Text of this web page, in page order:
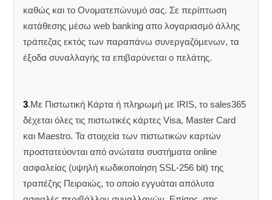
καθώς και το Ονοματεπώνυμό σας. Σε περίπτωση
κατάθεσης μέσω web banking απο λογαριασμό άλλης
τράπεζας εκτός των παραπάνω συνεργαζόμενων, τα
έξοδα συναλλαγής τα επιβαρύνεται ο πελάτης.
3.Με Πιστωτική Κάρτα ή πληρωμή με IRIS, το sales365
δέχεται όλες τις πιστωτικές κάρτες Visa, Master Card
και Maestro. Τα στοιχεία των πιστωτικών καρτών
προστατεύονται από ανώτατα συστήματα online
ασφαλείας (υψηλή κωδικοποίηση SSL-256 bit) της
τραπέζης Πειραιώς, το οποίο εγγυάται απόλυτα